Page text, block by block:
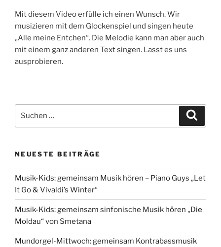
Mit diesem Video erfülle ich einen Wunsch. Wir
musizieren mit dem Glockenspiel und singen heute
„Alle meine Entchen“. Die Melodie kann man aber auch
mit einem ganz anderen Text singen. Lasst es uns
ausprobieren.
nach:
NEUESTE BEITRÄGE
Musik-Kids: gemeinsam Musik hören – Piano Guys „Let
It Go & Vivaldi’s Winter“
Musik-Kids: gemeinsam sinfonische Musik hören „Die
Moldau“ von Smetana
Mundorgel-Mittwoch: gemeinsam Kontrabassmusik